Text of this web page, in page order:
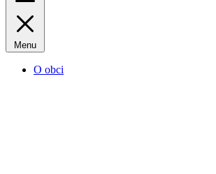
Menu
O obci